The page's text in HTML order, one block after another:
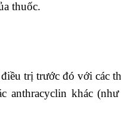
thuốc.
trị trước đó với các
khác